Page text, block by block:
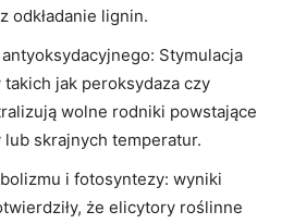
odkładanie lignin.
Stymulacja
jak peroksydaza czy
wolne rodniki powstające
skrajnych temperatur.
i fotosyntezy: wyniki
że elicytory roślinne